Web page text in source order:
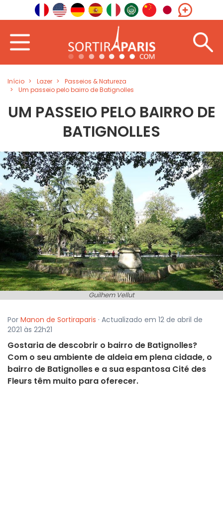
Início Lazer
Passeios & Natureza
Um passeio pelo bairro de Batignolles
UM PASSEIO PELO BAIRRO DE
BATIGNOLLES
Guilhem Vellut
Por Manon de Sortiraparis · Actualizado em 12 de abril de
2021 às 22h21
Gostaria de descobrir o bairro de Batignolles?
Com o seu ambiente de aldeia em plena cidade, o
bairro de Batignolles e a sua espantosa Cité des
Fleurs têm muito para oferecer.